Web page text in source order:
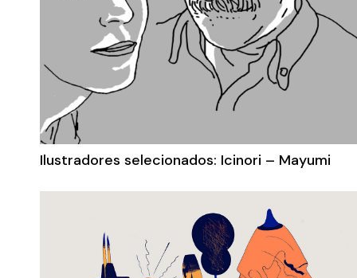
Ilustradores selecionados: Icinori – Mayumi
Ilustrarte 2021 2. André Letria (Portugal) –
Menção Especial 3. Anne Laval (França)